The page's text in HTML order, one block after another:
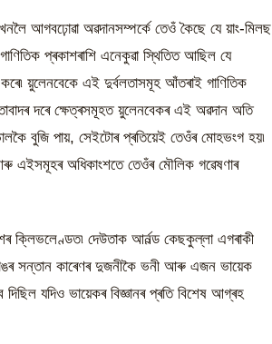
আগবঢ়োৱা অৱদানসম্পৰ্কে তেওঁ কৈছে যে য়াং-মিলছ
প্ৰকাশৰাশি এনেকুৱা স্থিতিত আছিল যে
য়ুলেনবেকে এই দুৰ্বলতাসমূহ আঁতৰাই গাণিতিক
দৰে ক্ষেত্ৰসমূহত য়ুলেনবেকৰ এই অৱদান অতি
বুজি পায়, সেইটোৰ প্ৰতিয়েই তেওঁৰ মোহভংগ হয়৷
আৰু এইসমূহৰ অধিকাংশতে তেওঁৰ মৌলিক গৱেষণাৰ
ক্লিভলেণ্ডত৷ দেউতাক আৰ্নল্ড কেছকুল্লা এগৰাকী
সন্তান কাৰেণৰ দুজনীকৈ ভনী আৰু এজন ভায়েক
যদিও ভায়েকৰ বিজ্ঞানৰ প্ৰতি বিশেষ আগ্ৰহ